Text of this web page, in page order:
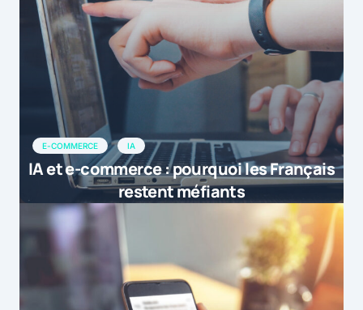
E-COMMERCE IA
IA et e-commerce : pourquoi les Français
restent méfiants